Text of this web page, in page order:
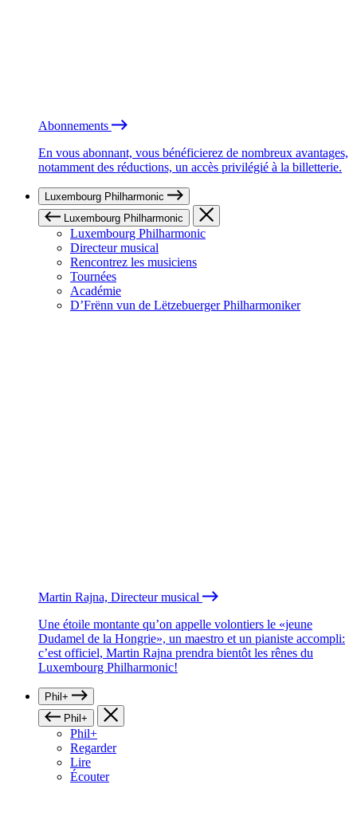
Abonnements
En vous abonnant, vous bénéficierez de nombreux avantages,
notamment des réductions, un accès privilégié à la billetterie.
Luxembourg Philharmonic
Luxembourg Philharmonic
Luxembourg Philharmonic
Directeur musical
Rencontrez les musiciens
Tournées
Académie
D’Frënn vun de Lëtzebuerger Philharmoniker
Martin Rajna, Directeur musical
Une étoile montante qu’on appelle volontiers le «jeune
Dudamel de la Hongrie», un maestro et un pianiste accompli:
c’est officiel, Martin Rajna prendra bientôt les rênes du
Luxembourg Philharmonic!
Phil+
Phil+
Phil+
Regarder
Lire
Écouter